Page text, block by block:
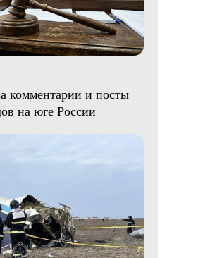
комментарии и посты
на юге России